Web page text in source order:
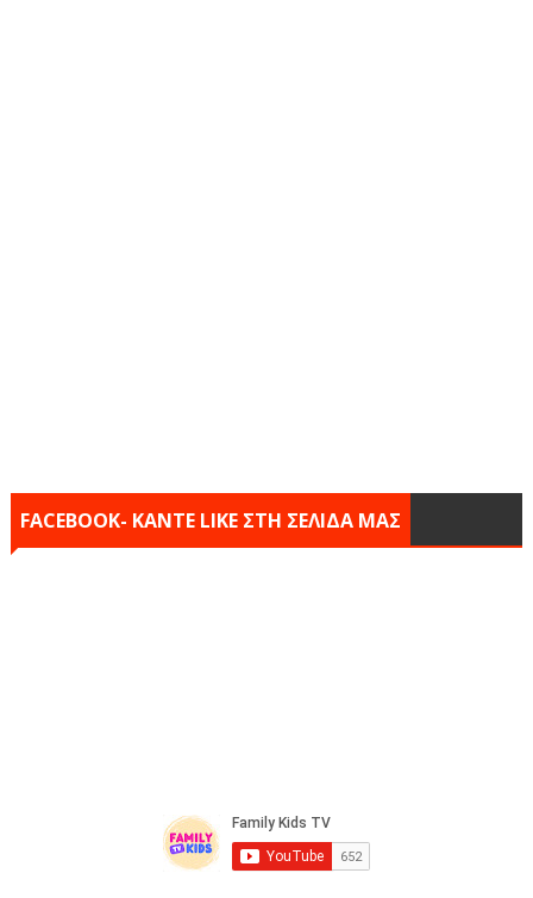
FACEBOOK- KANTE LIKE ΣΤΗ ΣΕΛΙΔΑ ΜΑΣ